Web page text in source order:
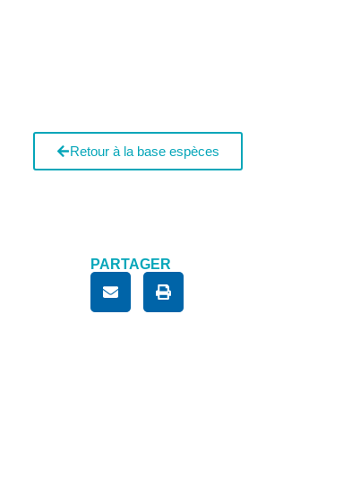
Retour à la base espèces
PARTAGER